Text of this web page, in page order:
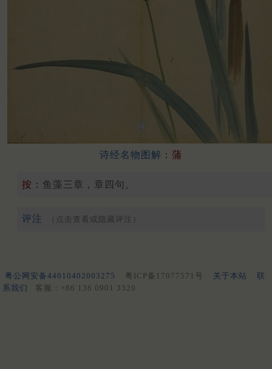
诗经名物图解 ： 蒲
按： 鱼藻三章，章四句。
评注 （点击查看或隐藏评注）
粤公网安备44010402003275 粤ICP备17077571号 关于本站
联
系我们
客服：+86 136 0901 3320